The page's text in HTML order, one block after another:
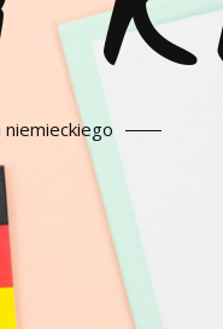
niemieckiego